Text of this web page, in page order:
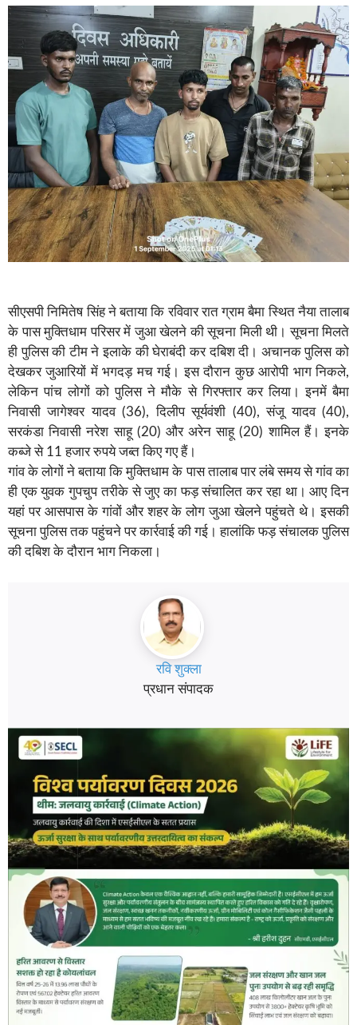
सीएसपी निमितेष सिंह ने बताया कि रविवार रात ग्राम बैमा स्थित नैया तालाब
के पास मुक्तिधाम परिसर में जुआ खेलने की सूचना मिली थी। सूचना मिलते
ही पुलिस की टीम ने इलाके की घेराबंदी कर दबिश दी। अचानक पुलिस को
देखकर जुआरियों में भगदड़ मच गई। इस दौरान कुछ आरोपी भाग निकले,
लेकिन पांच लोगों को पुलिस ने मौके से गिरफ्तार कर लिया। इनमें बैमा
निवासी जागेश्वर यादव (36), दिलीप सूर्यवंशी (40), संजू यादव (40),
सरकंडा निवासी नरेश साहू (20) और अरेन साहू (20) शामिल हैं। इनके
कब्जे से 11 हजार रुपये जब्त किए गए हैं।
गांव के लोगों ने बताया कि मुक्तिधाम के पास तालाब पार लंबे समय से गांव का
ही एक युवक गुपचुप तरीके से जुए का फड़ संचालित कर रहा था। आए दिन
यहां पर आसपास के गांवों और शहर के लोग जुआ खेलने पहुंचते थे। इसकी
सूचना पुलिस तक पहुंचने पर कार्रवाई की गई। हालांकि फड़ संचालक पुलिस
की दबिश के दौरान भाग निकला।
रवि शुक्ला
प्रधान संपादक